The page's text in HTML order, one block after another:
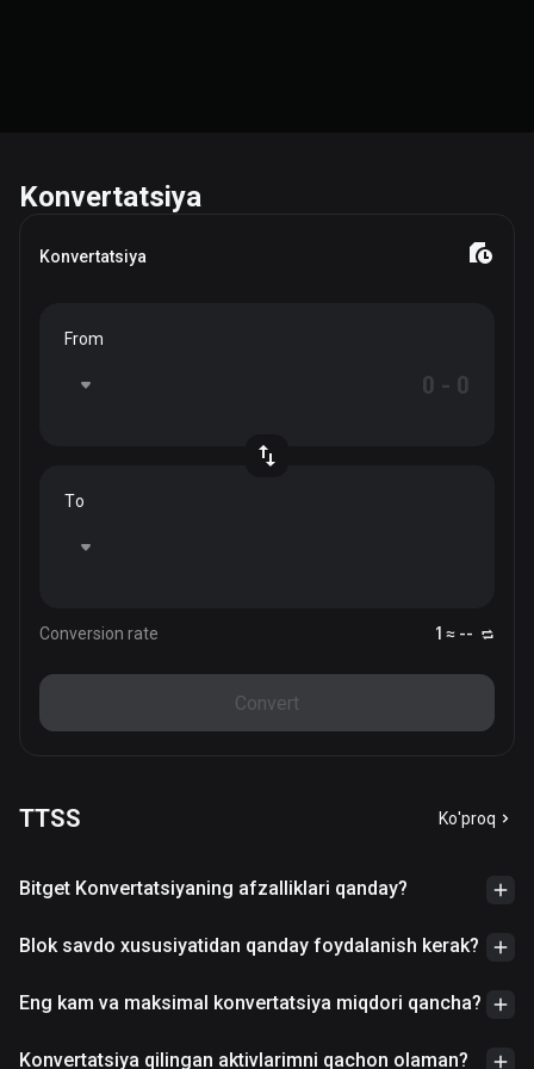
Konvertatsiya
Konvertatsiya
From
To
Conversion rate 1 ≈ --
Convert
TTSS Ko'proq
Bitget Konvertatsiyaning afzalliklari qanday?
Blok savdo xususiyatidan qanday foydalanish kerak?
Eng kam va maksimal konvertatsiya miqdori qancha?
Konvertatsiya qilingan aktivlarimni qachon olaman?